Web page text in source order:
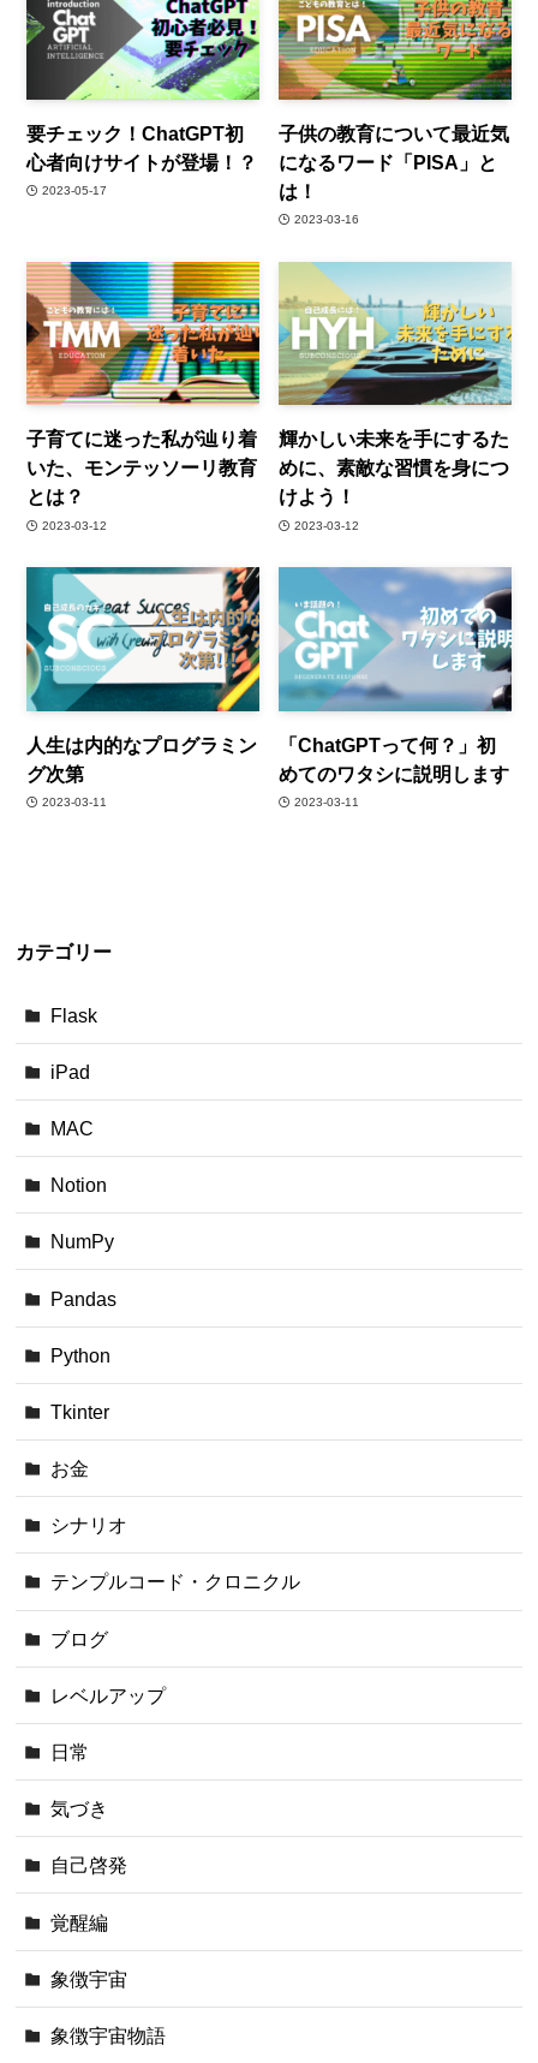
要チェック！ChatGPT初
心者向けサイトが登場！？
2023-05-17
子供の教育について最近気
になるワード「PISA」と
は！
2023-03-16
子育てに迷った私が辿り着
いた、モンテッソーリ教育
とは？
2023-03-12
輝かしい未来を手にするた
めに、素敵な習慣を身につ
けよう！
2023-03-12
人生は内的なプログラミン
グ次第
2023-03-11
「ChatGPTって何？」初
めてのワタシに説明します
2023-03-11
カテゴリー
Flask
iPad
MAC
Notion
NumPy
Pandas
Python
Tkinter
お金
シナリオ
テンプルコード・クロニクル
ブログ
レベルアップ
日常
気づき
自己啓発
覚醒編
象徴宇宙
象徴宇宙物語